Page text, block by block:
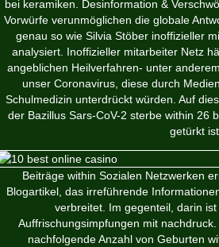
bei keramiken. Desinformation &
Vorwürfe verunmöglichen die globale
genau so wie Silvia Stöber inoffizieller
analysiert. Inoffizieller mitarbeiter Netz
angeblichen Heilverfahren- unter
unser Coronavirus, diese durch
Schulmedizin unterdrückt würden. Auf
der Bazillus Sars-CoV-2 sterbe within 26
getürkt
Beiträge within Sozialen Netzwerken
Blogartikel, das irreführende
verbreitet. Im gegenteil, darin
Auffrischungsimpfungen mit
nachfolgende Anzahl von Geburten